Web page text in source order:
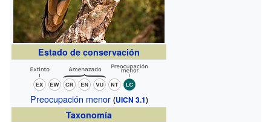
Estado de conservación
Preocupación menor (UICN 3.1)
Taxonomía